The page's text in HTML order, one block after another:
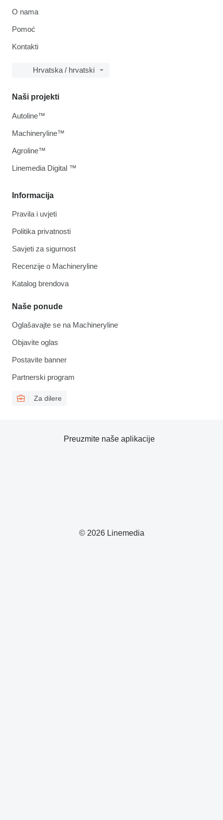
O nama
Pomoć
Kontakti
Hrvatska / hrvatski
Informacija
Pravila i uvjeti
Politika privatnosti
Savjeti za sigurnost
Recenzije o Machineryline
Katalog brendova
Naše ponude
Oglašavajte se na Machineryline
Objavite oglas
Postavite banner
Partnerski program
Za dilere
Naši projekti
Autoline™
Machineryline™
Agroline™
Linemedia Digital ™
© 2026 Linemedia
Preuzmite naše aplikacije